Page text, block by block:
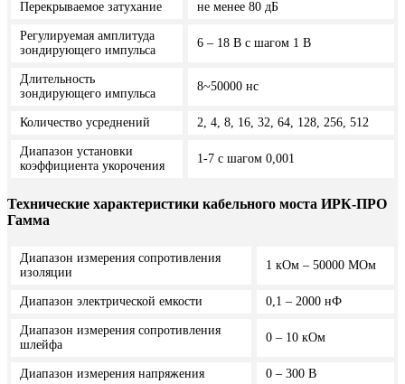
Перекрываемое затухание не менее 80 дБ
Регулируемая амплитуда
зондирующего импульса
6 – 18 В с шагом 1 В
Длительность
зондирующего импульса
8~50000 нс
Количество усреднений 2, 4, 8, 16, 32, 64, 128, 256, 512
Диапазон установки
коэффициента укорочения
1-7 с шагом 0,001
Технические характеристики кабельного моста ИРК-ПРО
Гамма
Диапазон измерения сопротивления
изоляции
1 кОм – 50000 МОм
Диапазон электрической емкости 0,1 – 2000 нФ
Диапазон измерения сопротивления
шлейфа
0 – 10 кОм
Диапазон измерения напряжения 0 – 300 В